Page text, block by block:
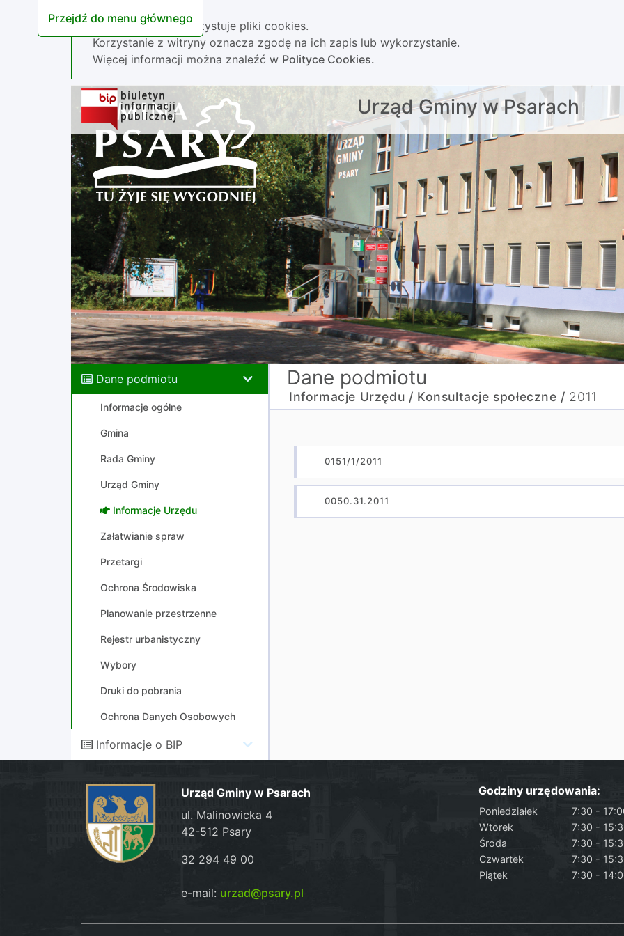
Przejdź do menu głównego
Nasza strona wykorzystuje pliki cookies.
Korzystanie z witryny oznacza zgodę na ich zapis lub wykorzystanie.
Więcej informacji można znaleźć w Polityce Cookies.
Urząd Gminy w Psarach
Dane podmiotu
Informacje ogólne
Gmina
Rada Gminy
Urząd Gminy
Informacje Urzędu
Załatwianie spraw
Przetargi
Ochrona Środowiska
Planowanie przestrzenne
Rejestr urbanistyczny
Wybory
Druki do pobrania
Ochrona Danych Osobowych
Informacje o BIP
Dane podmiotu
Informacje Urzędu / Konsultacje społeczne / 2011
0151/1/2011
0050.31.2011
Urząd Gminy w Psarach
ul. Malinowicka 4
42-512 Psary
32 294 49 00
e-mail: urzad@psary.pl
Godziny urzędowania:
Poniedziałek
7:30 -
Wtorek
7:30 -
Środa
7:30 -
Czwartek
7:30 -
Piątek
7:30 -